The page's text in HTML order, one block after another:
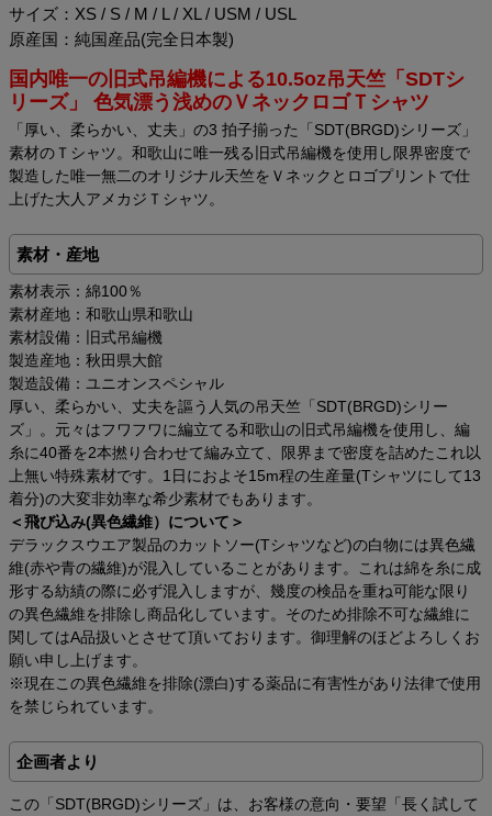
サイズ：XS / S / M / L / XL / USM / USL
原産国：純国産品(完全日本製)
国内唯一の旧式吊編機による10.5oz吊天竺「SDTシ
リーズ」 色気漂う浅めのＶネックロゴＴシャツ
「厚い、柔らかい、丈夫」の3 拍子揃った「SDT(BRGD)シリーズ」
素材のＴシャツ。和歌山に唯一残る旧式吊編機を使用し限界密度で
製造した唯一無二のオリジナル天竺をＶネックとロゴプリントで仕
上げた大人アメカジＴシャツ。
素材・産地
素材表示：綿100％
素材産地：和歌山県和歌山
素材設備：旧式吊編機
製造産地：秋田県大館
製造設備：ユニオンスペシャル
厚い、柔らかい、丈夫を謳う人気の吊天竺「SDT(BRGD)シリー
ズ」。元々はフワフワに編立てる和歌山の旧式吊編機を使用し、編
糸に40番を2本撚り合わせて編み立て、限界まで密度を詰めたこれ以
上無い特殊素材です。1日におよそ15m程の生産量(Tシャツにして13
着分)の大変非効率な希少素材でもあります。
＜飛び込み(異色繊維）について＞
デラックスウエア製品のカットソー(Tシャツなど)の白物には異色繊
維(赤や青の繊維)が混入していることがあります。これは綿を糸に成
形する紡績の際に必ず混入しますが、幾度の検品を重ね可能な限り
の異色繊維を排除し商品化しています。そのため排除不可な繊維に
関してはA品扱いとさせて頂いております。御理解のほどよろしくお
願い申し上げます。
※現在この異色繊維を排除(漂白)する薬品に有害性があり法律で使用
を禁じられています。
企画者より
この「SDT(BRGD)シリーズ」は、お客様の意向・要望「長く試して